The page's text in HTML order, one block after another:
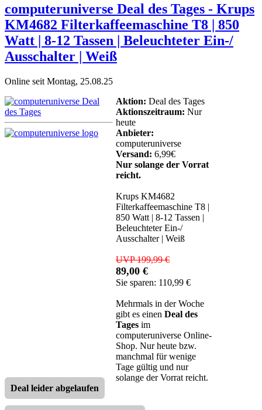
computeruniverse Deal des Tages - Krups
KM4682 Filterkaffeemaschine T8 | 850
Watt | 8-12 Tassen | Beleuchteter Ein-/
Ausschalter | Weiß
Online seit Montag, 25.08.25
Aktion: Deal des Tages
Aktionszeitraum: Nur
heute
Anbieter:
computeruniverse
Versand: 6,99€
Nur solange der Vorrat
reicht.
Krups KM4682
Filterkaffeemaschine T8 |
850 Watt | 8-12 Tassen |
Beleuchteter Ein-/
Ausschalter | Weiß
UVP 199,99 €
89,00 €
Sie sparen: 110,99 €
Mehrmals in der Woche
gibt es einen Deal des
Tages im
computeruniverse Online-
Shop. Nur heute bzw.
manchmal für wenige
Tage gültig und nur
solange der Vorrat reicht.
Deal leider abgelaufen